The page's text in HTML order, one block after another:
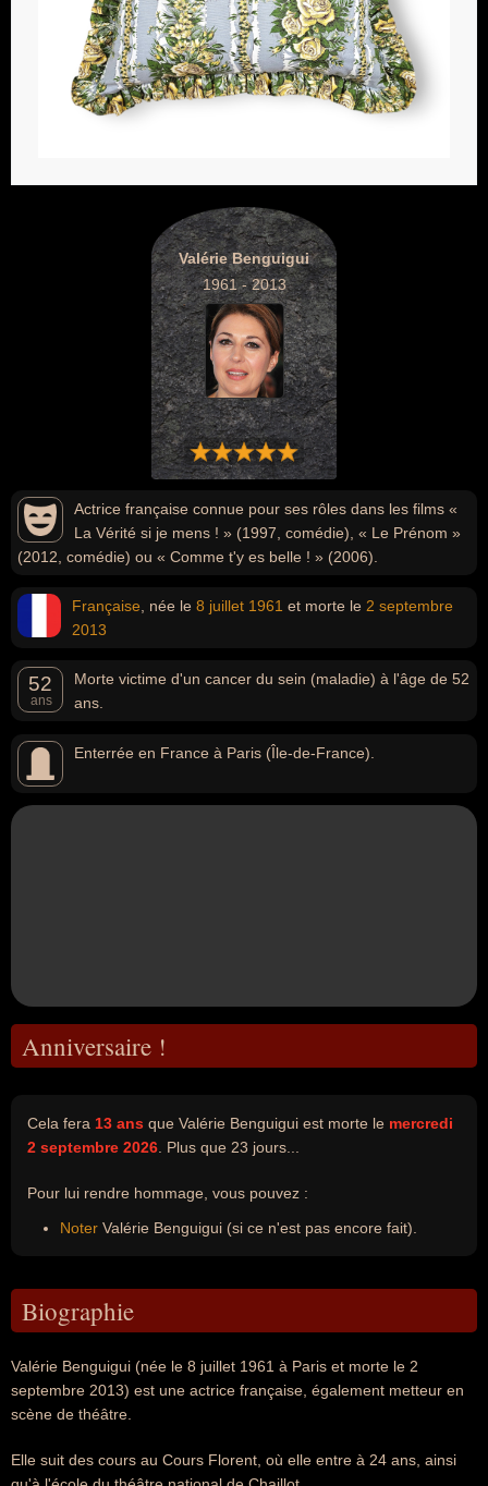
Valérie Benguigui
1961 - 2013
Actrice française connue pour ses rôles dans les films «
La Vérité si je mens ! » (1997, comédie), « Le Prénom »
(2012, comédie) ou « Comme t'y es belle ! » (2006).
Française , née le 8 juillet 1961 et morte le 2 septembre
2013
52
ans
Morte victime d'un cancer du sein (maladie) à l'âge de 52
ans.
Enterrée en France à Paris (Île-de-France).
Anniversaire !
Cela fera 13 ans que Valérie Benguigui est morte le mercredi
2 septembre 2026 . Plus que 23 jours...
Pour lui rendre hommage, vous pouvez :
Noter Valérie Benguigui (si ce n'est pas encore fait).
Biographie
Valérie Benguigui (née le 8 juillet 1961 à Paris et morte le 2
septembre 2013) est une actrice française, également metteur en
scène de théâtre.
Elle suit des cours au Cours Florent, où elle entre à 24 ans, ainsi